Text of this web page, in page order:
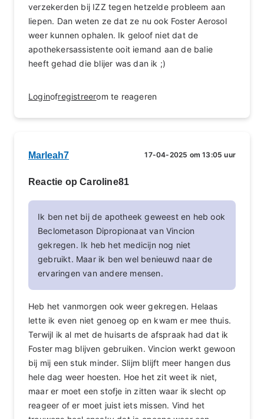
verzekerden bij IZZ tegen hetzelde probleem aan
liepen. Dan weten ze dat ze nu ook Foster Aerosol
weer kunnen ophalen. Ik geloof niet dat de
apothekersassistente ooit iemand aan de balie
heeft gehad die blijer was dan ik ;)
Loginofregistreerom te reageren
Marleah7 17-04-2025 om 13:05 uur
Reactie op Caroline81
Ik ben net bij de apotheek geweest en heb ook
Beclometason Dipropionaat van Vincion
gekregen. Ik heb het medicijn nog niet
gebruikt. Maar ik ben wel benieuwd naar de
ervaringen van andere mensen.
Heb het vanmorgen ook weer gekregen. Helaas
lette ik even niet genoeg op en kwam er mee thuis.
Terwijl ik al met de huisarts de afspraak had dat ik
Foster mag blijven gebruiken. Vincion werkt gewoon
bij mij een stuk minder. Slijm blijft meer hangen dus
hele dag weer hoesten. Hoe het zit weet ik niet,
maar er moet een stofje in zitten waar ik slecht op
reageer of er moet juist iets missen. Vind het